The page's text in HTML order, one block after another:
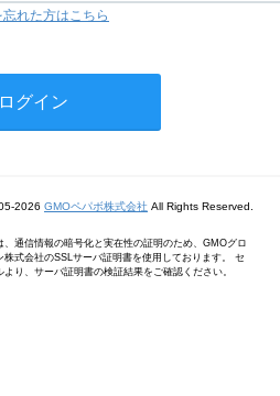
れた方はこちら
2026 GMOペパボ株式会社 All Rights Reserved.
、通信情報の暗号化と実在性の証明のため、GMOグロ
株式会社のSSLサーバ証明書を使用しております。 セ
より、サーバ証明書の検証結果をご確認ください。